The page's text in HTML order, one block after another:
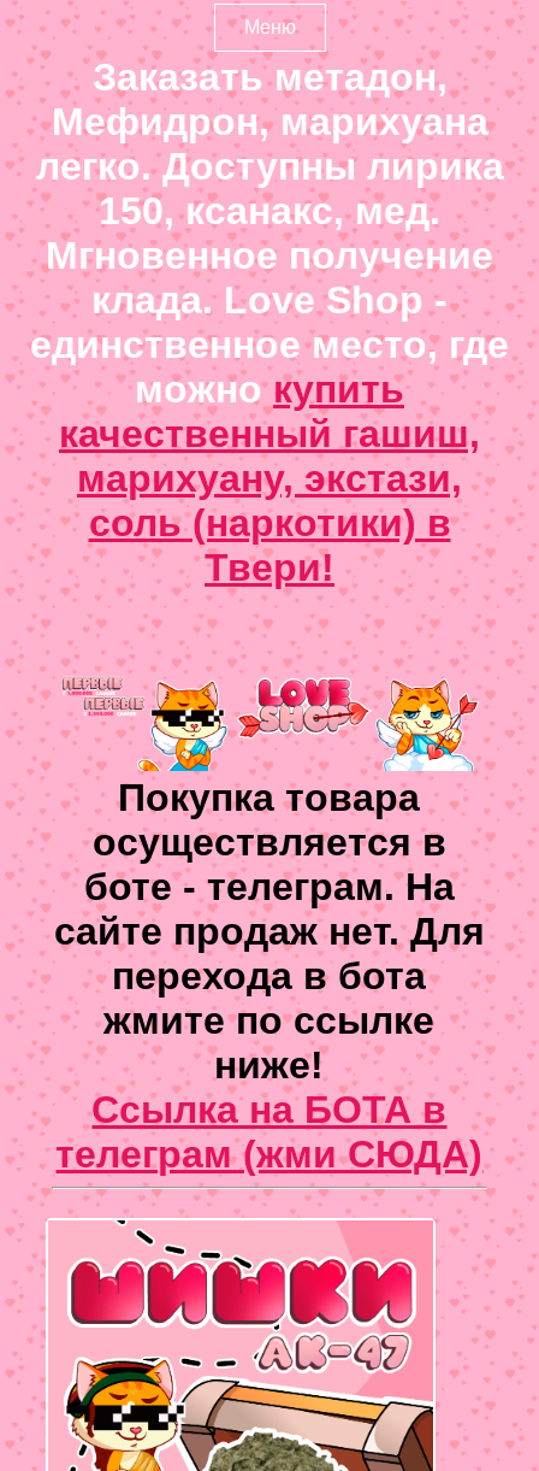
Меню
Заказать метадон,
Мефидрон, марихуана
легко. Доступны лирика
150, ксанакс, мед.
Мгновенное получение
клада. Love Shop -
единственное место, где
можнокупить
качественный гашиш,
марихуану, экстази,
соль (наркотики) в
Твери!
Покупка товара
осуществляется в
боте - телеграм. На
сайте продаж нет. Для
перехода в бота
жмите по ссылке
ниже!
Ссылка на БОТА в
телеграм (жми СЮДА)